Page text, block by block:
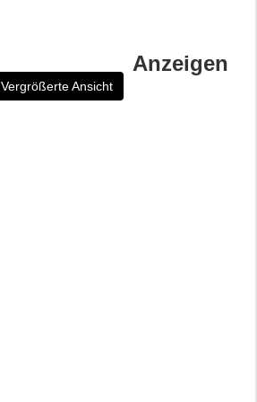
Anzeigen
Vergrößerte Ansicht